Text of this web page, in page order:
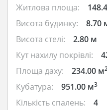
Житлова площа:
Висота будинку:
8.70
Висота стелі:
2.80 м
Кут нахилу покрівлі:
Площа даху:
234.00 м
Кубатура: 951.00 м3
Кількість спалень:
4